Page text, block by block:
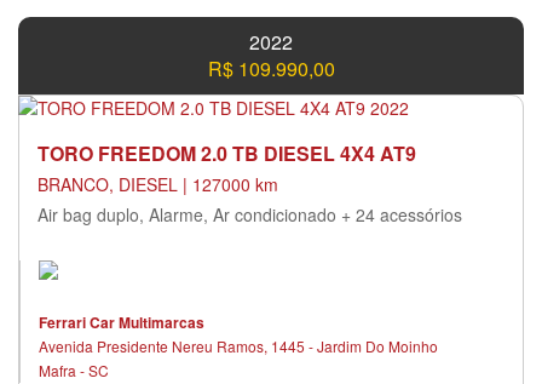
2022
R$ 109.990,00
TORO FREEDOM 2.0 TB DIESEL 4X4 AT9
BRANCO, DIESEL | 127000 km
Air bag duplo, Alarme, Ar condicionado + 24 acessórios
Ferrari Car Multimarcas
Avenida Presidente Nereu Ramos, 1445 - Jardim Do Moinho
Mafra - SC